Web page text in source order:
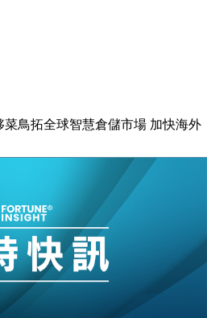
菜鳥拓全球智慧倉儲市場 加快海外
轉賺2300萬元 斥21億翻新香港及
杉磯高球場活動前 男子攜槍彈被捕
回落至51 企業擴張放慢兼縮減人
逾360億美元 支援Anthropic租用